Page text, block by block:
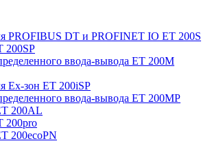
PROFIBUS DT и PROFINET IO ET 200S
200SP
ввода-вывода ET 200M
Ex-зон ET 200iSP
ввода-вывода ET 200MP
200AL
200pro
200ecoPN